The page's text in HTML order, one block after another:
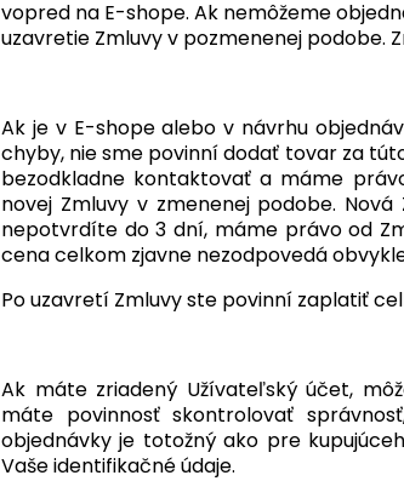
vopred na E-shope. Ak nemôžeme
uzavretie Zmluvy v pozmenenej podobe.
Ak je v E-shope alebo v návrhu
chyby, nie sme povinní dodať tovar za
bezodkladne kontaktovať a máme
novej Zmluvy v zmenenej podobe.
nepotvrdíte do 3 dní, máme právo od
cena celkom zjavne nezodpovedá
Po uzavretí Zmluvy ste povinní zaplatiť
Ak máte zriadený Užívateľský účet,
máte povinnosť skontrolovať
objednávky je totožný ako pre
Vaše identifikačné údaje.